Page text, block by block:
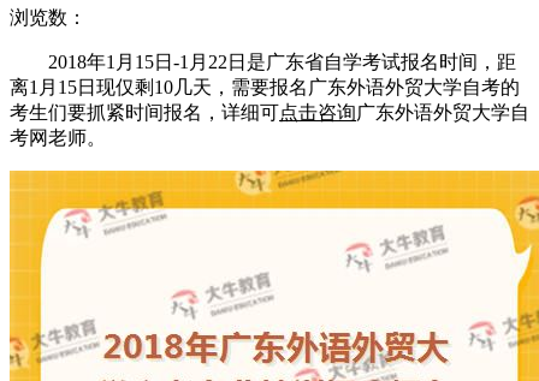
浏览数：
2018年1月15日-1月22日是广东省自学考试报名时间，距
离1月15日现仅剩10几天，需要报名广东外语外贸大学自考的
考生们要抓紧时间报名，详细可点击咨询广东外语外贸大学自
考网老师。